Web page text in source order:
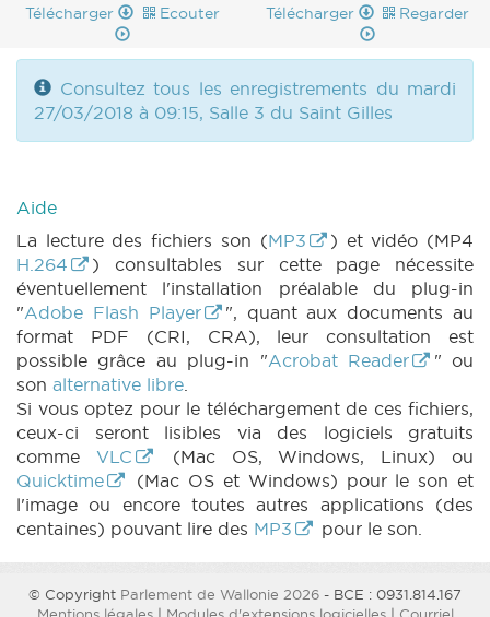
Télécharger Ecouter Télécharger Regarder
Consultez tous les enregistrements du mardi
27/03/2018 à 09:15, Salle 3 du Saint Gilles
Aide
La lecture des fichiers son (MP3
) et vidéo (MP4
H.264
) consultables sur cette page nécessite
éventuellement l'installation préalable du plug-in
"Adobe Flash Player
", quant aux documents au
format PDF (CRI, CRA), leur consultation est
possible grâce au plug-in "Acrobat Reader
" ou
son alternative libre.
Si vous optez pour le téléchargement de ces fichiers,
ceux-ci seront lisibles via des logiciels gratuits
comme VLC
(Mac OS, Windows, Linux) ou
Quicktime
(Mac OS et Windows) pour le son et
l'image ou encore toutes autres applications (des
centaines) pouvant lire des MP3 pour le son.
© Copyright Parlement de Wallonie 2026 - BCE : 0931.814.167